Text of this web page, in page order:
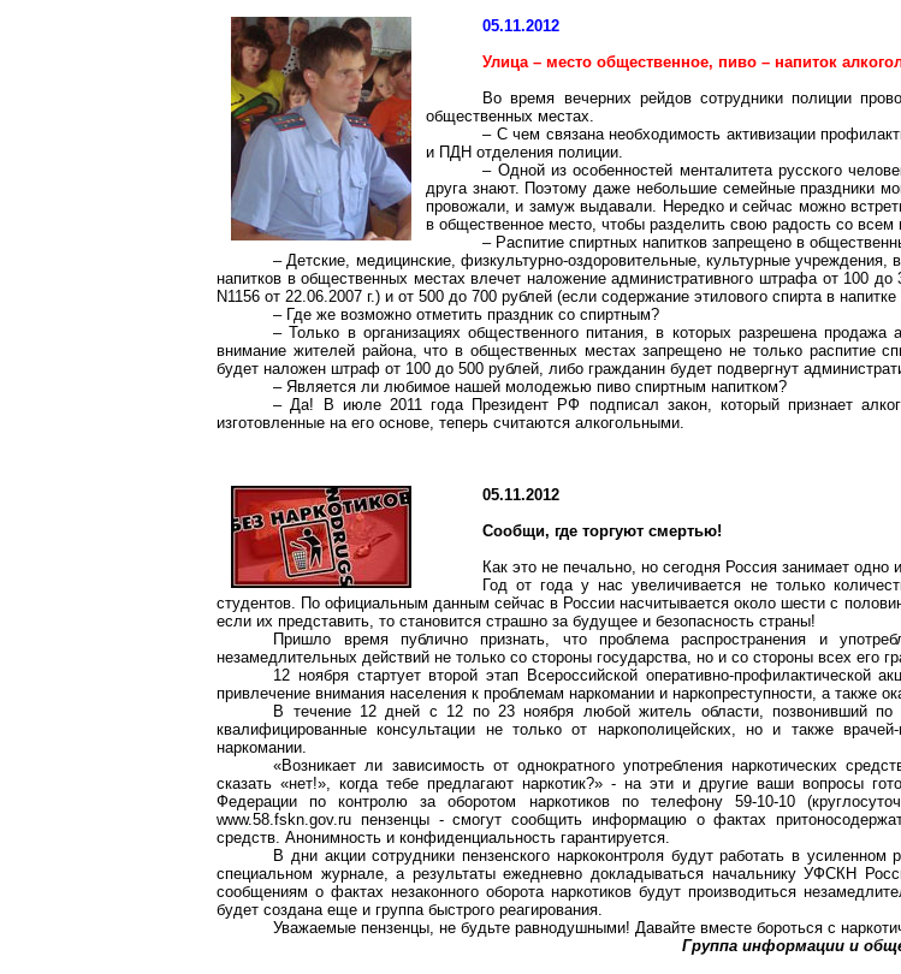
05.11.2012
Улица – место общественное, пиво – напиток
Во время вечерних рейдов сотрудники полиции
общественных местах.
– С чем связана необходимость активизации
и ПДН отделения полиции.
– Одной из особенностей менталитета русского
друга знают. Поэтому даже небольшие семейные праздники
провожали, и замуж выдавали. Нередко и сейчас можно
в общественное место, чтобы разделить свою радость со всем
– Распитие спиртных напитков запрещено в
– Детские, медицинские, физкультурно-оздоровительные, культурные
напитков в общественных местах влечет наложение административного штрафа от 100
N1156 от 22.06.2007 г.) и от 500 до 700 рублей (если содержание этилового спирта в
– Где же возможно отметить праздник со спиртным?
– Только в организациях общественного питания, в которых разрешена
внимание жителей района, что в общественных местах запрещено не только распитие
будет наложен штраф от 100 до 500 рублей, либо гражданин будет подвергнут
– Является ли любимое нашей молодежью пиво спиртным напитком?
– Да! В июле 2011 года Президент РФ подписал закон, который признает
изготовленные на его основе, теперь считаются алкогольными.
05.11.2012
Сообщи, где торгуют смертью!
Как это не печально, но сегодня Россия занимает
Год от года у нас увеличивается не только
студентов. По официальным данным сейчас в России насчитывается около шести с
если их представить, то становится страшно за будущее и безопасность страны!
Пришло время публично признать, что проблема распространения и
незамедлительных действий не только со стороны государства, но и со стороны всех его
12 ноября стартует второй этап Всероссийской оперативно-
привлечение внимания населения к проблемам наркомании и наркопреступности, а также
В течение 12 дней с 12 по 23 ноября любой житель области, позвонивший
квалифицированные консультации не только от наркополицейских, но и также
наркомании.
«Возникает ли зависимость от однократного употребления наркотических
сказать «нет!», когда тебе предлагают наркотик?» - на эти и другие ваши вопросы
Федерации по контролю за оборотом наркотиков по телефону 59-10-10
www.58.fskn.gov.ru пензенцы - смогут сообщить информацию о фактах
средств. Анонимность и конфиденциальность гарантируется.
В дни акции сотрудники пензенского наркоконтроля будут работать в
специальном журнале, а результаты ежедневно докладываться начальнику УФСКН
сообщениям о фактах незаконного оборота наркотиков будут производиться
будет создана еще и группа быстрого реагирования.
Уважаемые пензенцы, не будьте равнодушными! Давайте вместе бороться с
Группа информации и